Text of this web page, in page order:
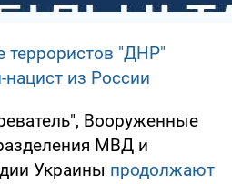
террористов "ДНР"
из России
Вооруженные
МВД и
Украины продолжают